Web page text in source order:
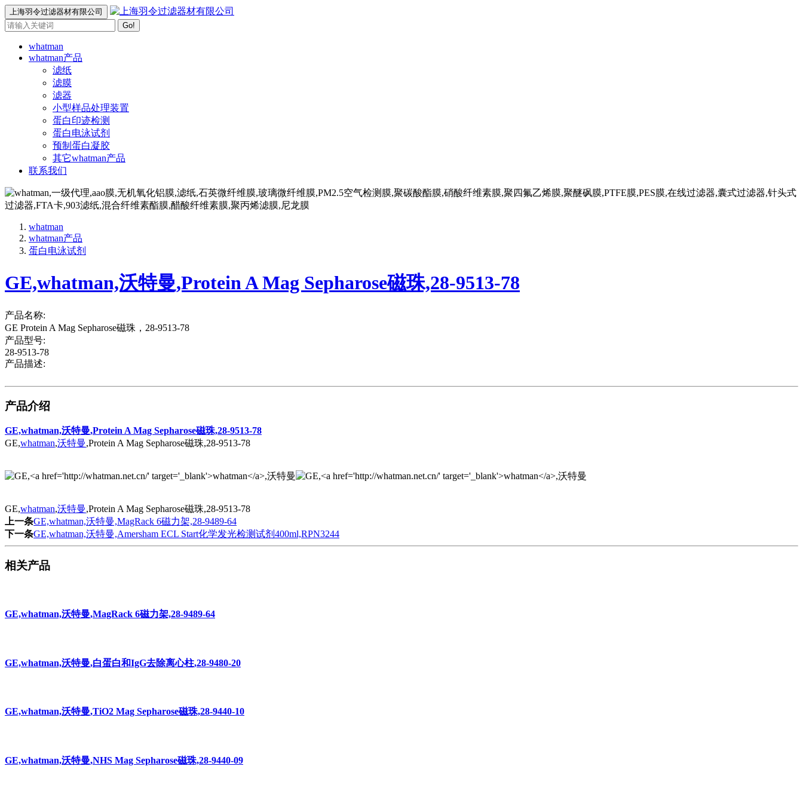
上海羽令过滤器材有限公司
Go!
whatman
whatman产品
滤纸
滤膜
滤器
小型样品处理装置
蛋白印迹检测
蛋白电泳试剂
预制蛋白凝胶
其它whatman产品
联系我们
whatman
whatman产品
蛋白电泳试剂
GE,whatman,沃特曼,Protein A Mag Sepharose磁珠,28-9513-78
产品名称:
GE Protein A Mag Sepharose磁珠，28-9513-78
产品型号:
28-9513-78
产品描述:
产品介绍
GE,whatman,沃特曼,Protein A Mag Sepharose磁珠,28-9513-78
GE,whatman,沃特曼,Protein A Mag Sepharose磁珠,28-9513-78
GE,whatman,沃特曼,Protein A Mag Sepharose磁珠,28-9513-78
上一条GE,whatman,沃特曼,MagRack 6磁力架,28-9489-64
下一条GE,whatman,沃特曼,Amersham ECL Start化学发光检测试剂400ml,RPN3244
相关产品
GE,whatman,沃特曼,MagRack 6磁力架,28-9489-64
GE,whatman,沃特曼,白蛋白和IgG去除离心柱,28-9480-20
GE,whatman,沃特曼,TiO2 Mag Sepharose磁珠,28-9440-10
GE,whatman,沃特曼,NHS Mag Sepharose磁珠,28-9440-09